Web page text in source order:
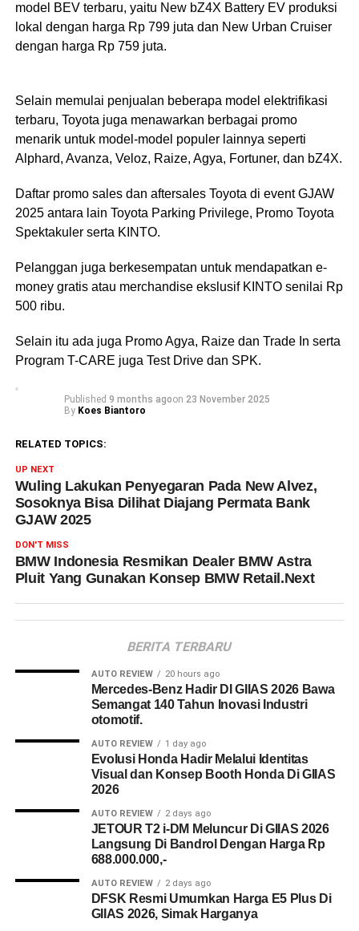
model BEV terbaru, yaitu New bZ4X Battery EV produksi
lokal dengan harga Rp 799 juta dan New Urban Cruiser
dengan harga Rp 759 juta.
Selain memulai penjualan beberapa model elektrifikasi
terbaru, Toyota juga menawarkan berbagai promo
menarik untuk model-model populer lainnya seperti
Alphard, Avanza, Veloz, Raize, Agya, Fortuner, dan bZ4X.
Daftar promo sales dan aftersales Toyota di event GJAW
2025 antara lain Toyota Parking Privilege, Promo Toyota
Spektakuler serta KINTO.
Pelanggan juga berkesempatan untuk mendapatkan e-
money gratis atau merchandise ekslusif KINTO senilai Rp
500 ribu.
Selain itu ada juga Promo Agya, Raize dan Trade In serta
Program T-CARE juga Test Drive dan SPK.
Published 9 months agoon 23 November 2025
By Koes Biantoro
RELATED TOPICS:
UP NEXT
Wuling Lakukan Penyegaran Pada New Alvez,
Sosoknya Bisa Dilihat Diajang Permata Bank
GJAW 2025
DON'T MISS
BMW Indonesia Resmikan Dealer BMW Astra
Pluit Yang Gunakan Konsep BMW Retail.Next
BERITA TERBARU
AUTO REVIEW 20 hours ago
Mercedes-Benz Hadir DI GIIAS 2026 Bawa
Semangat 140 Tahun Inovasi Industri
otomotif.
AUTO REVIEW 1 day ago
Evolusi Honda Hadir Melalui Identitas
Visual dan Konsep Booth Honda Di GIIAS
2026
AUTO REVIEW 2 days ago
JETOUR T2 i-DM Meluncur Di GIIAS 2026
Langsung Di Bandrol Dengan Harga Rp
688.000.000,-
AUTO REVIEW 2 days ago
DFSK Resmi Umumkan Harga E5 Plus Di
GIIAS 2026, Simak Harganya